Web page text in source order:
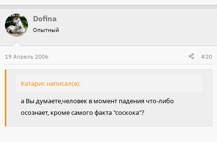
Dofina
Опытный
19 Апрель 2006 #20
Катарис написал(а):
а Вы думаете,человек в момент падения что-либо
осознает, кроме самого факта "соскока"?